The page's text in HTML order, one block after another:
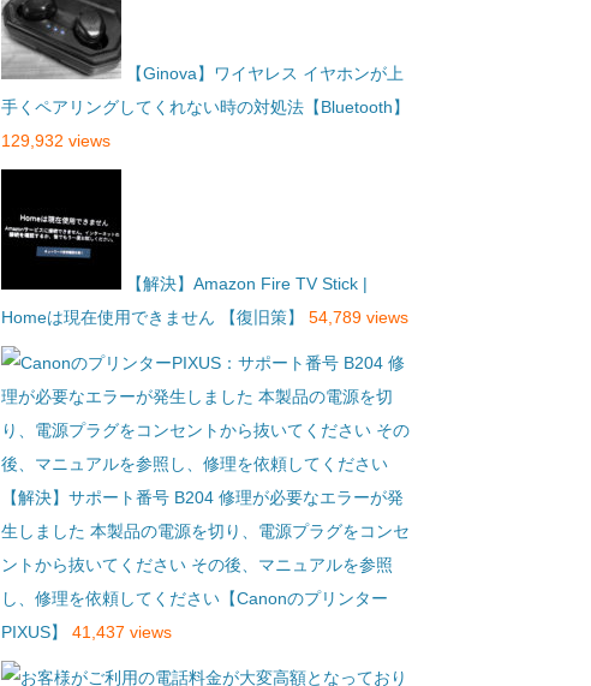
【Ginova】ワイヤレス イヤホンが上
手くペアリングしてくれない時の対処法【Bluetooth】
129,932 views
【解決】Amazon Fire TV Stick |
Homeは現在使用できません 【復旧策】
54,789 views
【解決】サポート番号 B204 修理が必要なエラーが発
生しました 本製品の電源を切り、電源プラグをコンセ
ントから抜いてください その後、マニュアルを参照
し、修理を依頼してください【Canonのプリンター
PIXUS】
41,437 views